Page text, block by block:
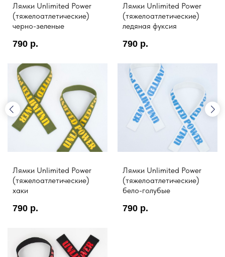
Лямки Unlimited Power
(тяжелоатлетические)
черно-зеленые
790 р.
Лямки Unlimited Power
(тяжелоатлетические)
ледяная фуксия
790 р.
Лямки Unlimited Power
(тяжелоатлетические)
хаки
790 р.
Лямки Unlimited Power
(тяжелоатлетические)
бело-голубые
790 р.